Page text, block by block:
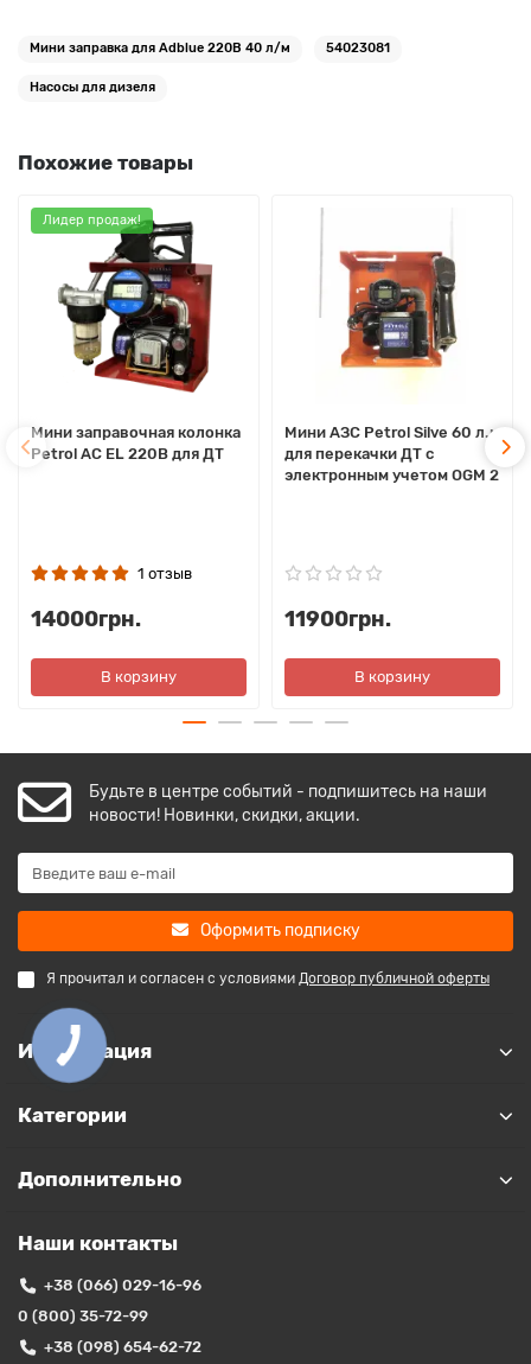
Мини заправка для Adblue 220В 40 л/м 54023081
Насосы для дизеля
Похожие товары
Лидер продаж!
Мини заправочная колонка
Petrol AC EL 220В для ДТ
1 отзыв
14000грн.
В корзину
Мини АЗС Petrol Silve 60 л.м
для перекачки ДТ с
электронным учетом OGM 2
11900грн.
В корзину
Будьте в центре событий - подпишитесь на наши
новости! Новинки, скидки, акции.
Оформить подписку
Я прочитал и согласен с условиями Договор публичной оферты
Информация
Категории
Дополнительно
Наши контакты
+38 (066) 029-16-96
0 (800) 35-72-99
+38 (098) 654-62-72